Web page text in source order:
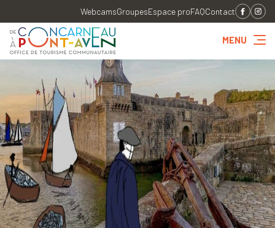
WebcamsGroupesEspace proFAQContact
MENU